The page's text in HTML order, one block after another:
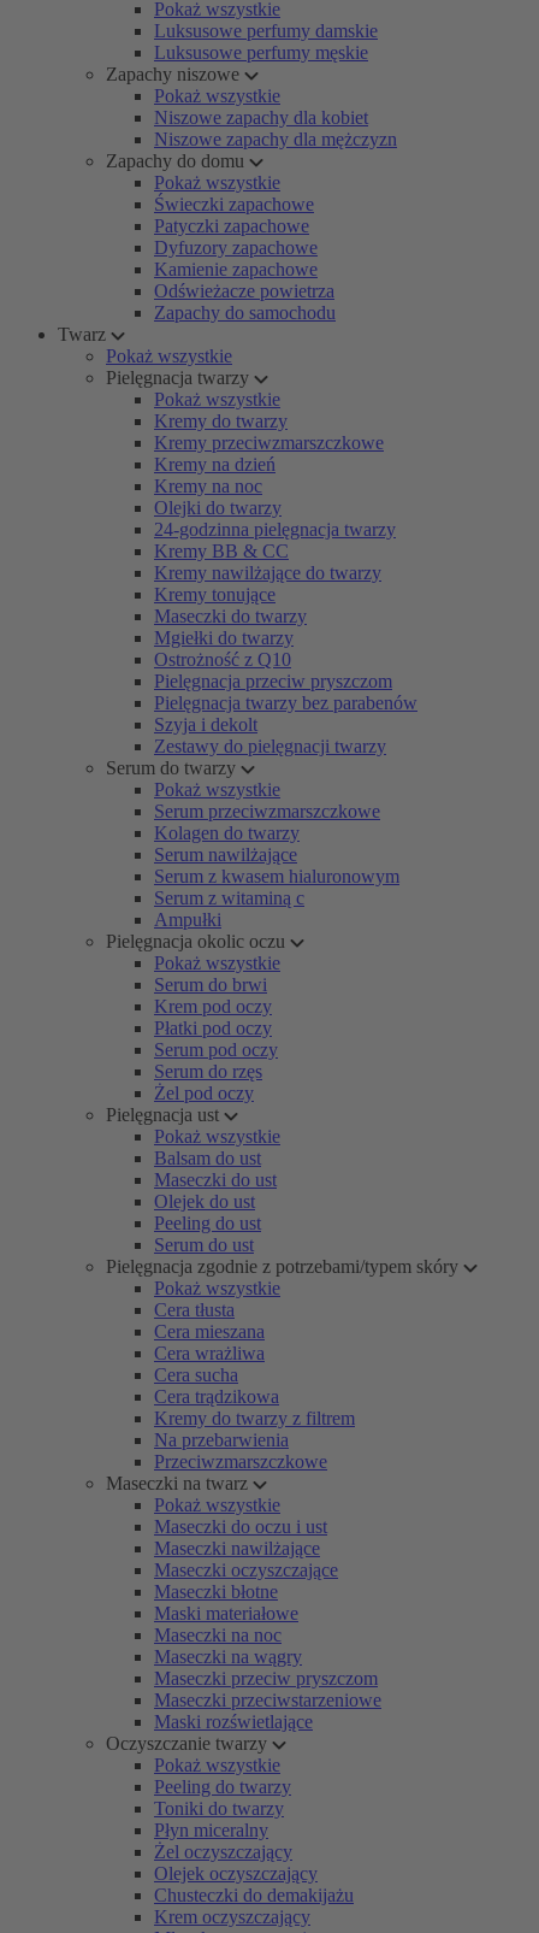
Pokaż wszystkie
Luksusowe perfumy damskie
Luksusowe perfumy męskie
Zapachy niszowe
Pokaż wszystkie
Niszowe zapachy dla kobiet
Niszowe zapachy dla mężczyzn
Zapachy do domu
Pokaż wszystkie
Świeczki zapachowe
Patyczki zapachowe
Dyfuzory zapachowe
Kamienie zapachowe
Odświeżacze powietrza
Zapachy do samochodu
Twarz
Pokaż wszystkie
Pielęgnacja twarzy
Pokaż wszystkie
Kremy do twarzy
Kremy przeciwzmarszczkowe
Kremy na dzień
Kremy na noc
Olejki do twarzy
24-godzinna pielęgnacja twarzy
Kremy BB & CC
Kremy nawilżające do twarzy
Kremy tonujące
Maseczki do twarzy
Mgiełki do twarzy
Ostrożność z Q10
Pielęgnacja przeciw pryszczom
Pielęgnacja twarzy bez parabenów
Szyja i dekolt
Zestawy do pielęgnacji twarzy
Serum do twarzy
Pokaż wszystkie
Serum przeciwzmarszczkowe
Kolagen do twarzy
Serum nawilżające
Serum z kwasem hialuronowym
Serum z witaminą c
Ampułki
Pielęgnacja okolic oczu
Pokaż wszystkie
Serum do brwi
Krem pod oczy
Płatki pod oczy
Serum pod oczy
Serum do rzęs
Żel pod oczy
Pielęgnacja ust
Pokaż wszystkie
Balsam do ust
Maseczki do ust
Olejek do ust
Peeling do ust
Serum do ust
Pielęgnacja zgodnie z potrzebami/typem skóry
Pokaż wszystkie
Cera tłusta
Cera mieszana
Cera wrażliwa
Cera sucha
Cera trądzikowa
Kremy do twarzy z filtrem
Na przebarwienia
Przeciwzmarszczkowe
Maseczki na twarz
Pokaż wszystkie
Maseczki do oczu i ust
Maseczki nawilżające
Maseczki oczyszczające
Maseczki błotne
Maski materiałowe
Maseczki na noc
Maseczki na wągry
Maseczki przeciw pryszczom
Maseczki przeciwstarzeniowe
Maski rozświetlające
Oczyszczanie twarzy
Pokaż wszystkie
Peeling do twarzy
Toniki do twarzy
Płyn miceralny
Żel oczyszczający
Olejek oczyszczający
Chusteczki do demakijażu
Krem oczyszczający